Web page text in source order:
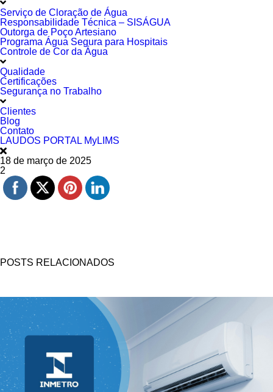
Serviço de Cloração de Água
Responsabilidade Técnica – SISÁGUA
Outorga de Poço Artesiano
Programa Água Segura para Hospitais
Controle de Cor da Água
Qualidade
Certificações
Segurança no Trabalho
Clientes
Blog
Contato
LAUDOS PORTAL MyLIMS
18 de março de 2025
2
POSTS RELACIONADOS